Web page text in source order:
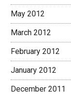
May 2012
March 2012
February 2012
January 2012
December 2011